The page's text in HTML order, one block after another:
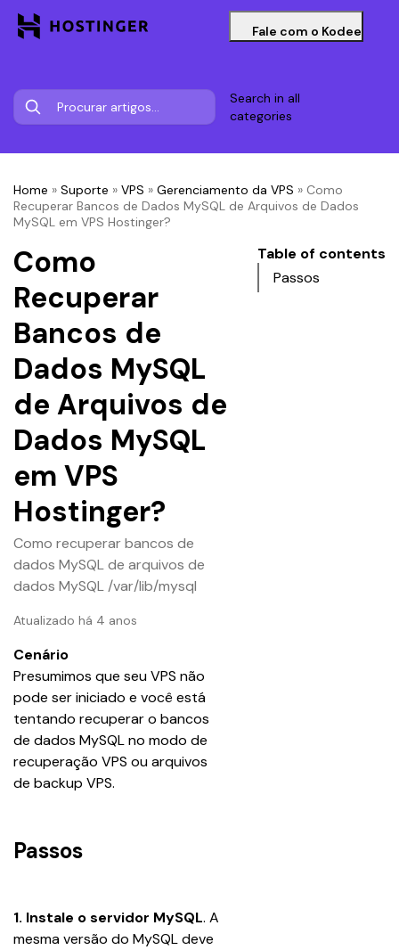
Fale com o Kodee
Search in all
categories
Home » Suporte » VPS » Gerenciamento da VPS » Como
Recuperar Bancos de Dados MySQL de Arquivos de Dados
MySQL em VPS Hostinger?
Como
Recuperar
Bancos de
Dados MySQL
de Arquivos de
Dados MySQL
em VPS
Hostinger?
Como recuperar bancos de
dados MySQL de arquivos de
dados MySQL /var/lib/mysql
Atualizado há 4 anos
Cenário
Presumimos que seu VPS não
pode ser iniciado e você está
tentando recuperar o bancos
de dados MySQL no modo de
recuperação VPS ou arquivos
de backup VPS.
Passos
1. Instale o servidor MySQL. A
mesma versão do MySQL deve
Table of contents
Passos